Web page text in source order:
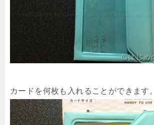
カードを何枚も入れることができます。